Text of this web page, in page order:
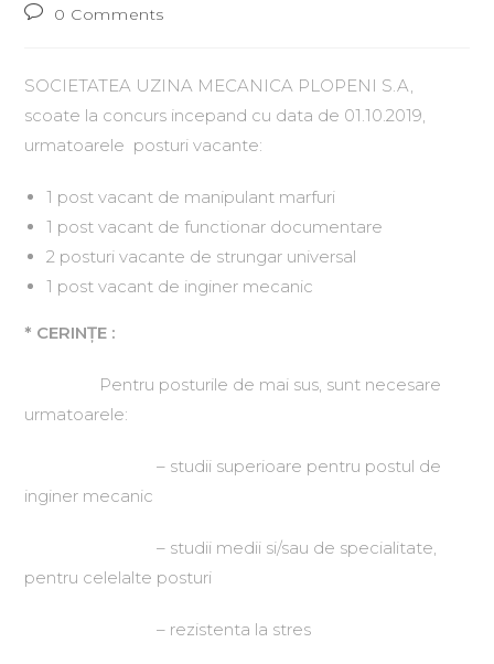
0 Comments
SOCIETATEA UZINA MECANICA PLOPENI S.A,
scoate la concurs incepand cu data de 01.10.2019,
urmatoarele posturi vacante:
1 post vacant de manipulant marfuri
1 post vacant de functionar documentare
2 posturi vacante de strungar universal
1 post vacant de inginer mecanic
* CERINŢE :
Pentru posturile de mai sus, sunt necesare
urmatoarele:
– studii superioare pentru postul de
inginer mecanic
– studii medii si/sau de specialitate,
pentru celelalte posturi
– rezistenta la stres